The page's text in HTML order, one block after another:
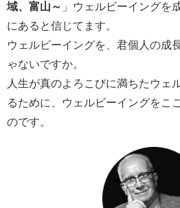
域、富山～ 」ウェルビーイングを
にあると信じてます。
ウェルビーイングを、君個人の成
ゃないですか。
人生が真のよろこびに満ちたウェ
るために、ウェルビーイングをこ
のです。